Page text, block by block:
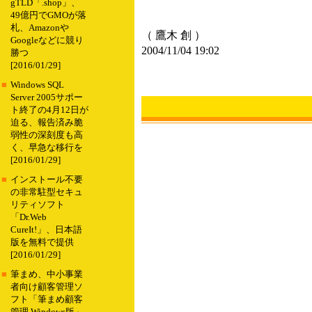
gTLD「.shop」、
49億円でGMOが落
札、Amazonや
Googleなどに競り
勝つ
[2016/01/29]
■ Windows SQL
Server 2005サポー
ト終了の4月12日が
迫る、報告済み脆
弱性の深刻度も高
く、早急な移行を
[2016/01/29]
■ インストール不要
の非常駐型セキュ
リティソフト
「Dr.Web
CureIt!」、日本語
版を無料で提供
[2016/01/29]
■ 筆まめ、中小事業
者向け顧客管理ソ
フト「筆まめ顧客
（ 鷹木 創 ）
2004/11/04 19:02